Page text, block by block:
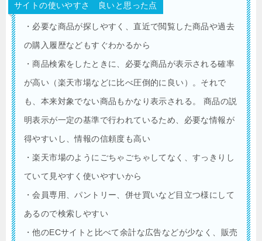
サイトの使いやすさ 良いと思った点
・必要な商品が探しやすく、直近で閲覧した商品や過去
の購入履歴などもすぐわかるから
・商品検索をしたときに、必要な商品が表示される確率
が高い（楽天市場などに比べ圧倒的に良い）。それで
も、本来対象でない商品もかなり表示される。 商品の説
明表示が一定の基準で行われているため、必要な情報が
得やすいし、情報の信頼度も高い
・楽天市場のようにごちゃごちゃしてなく、すっきりし
ていて見やすく使いやすいから
・会員専用、パントリー、併せ買いなど目立つ様にして
あるので検索しやすい
・他のECサイトと比べて余計な広告などが少なく、販売